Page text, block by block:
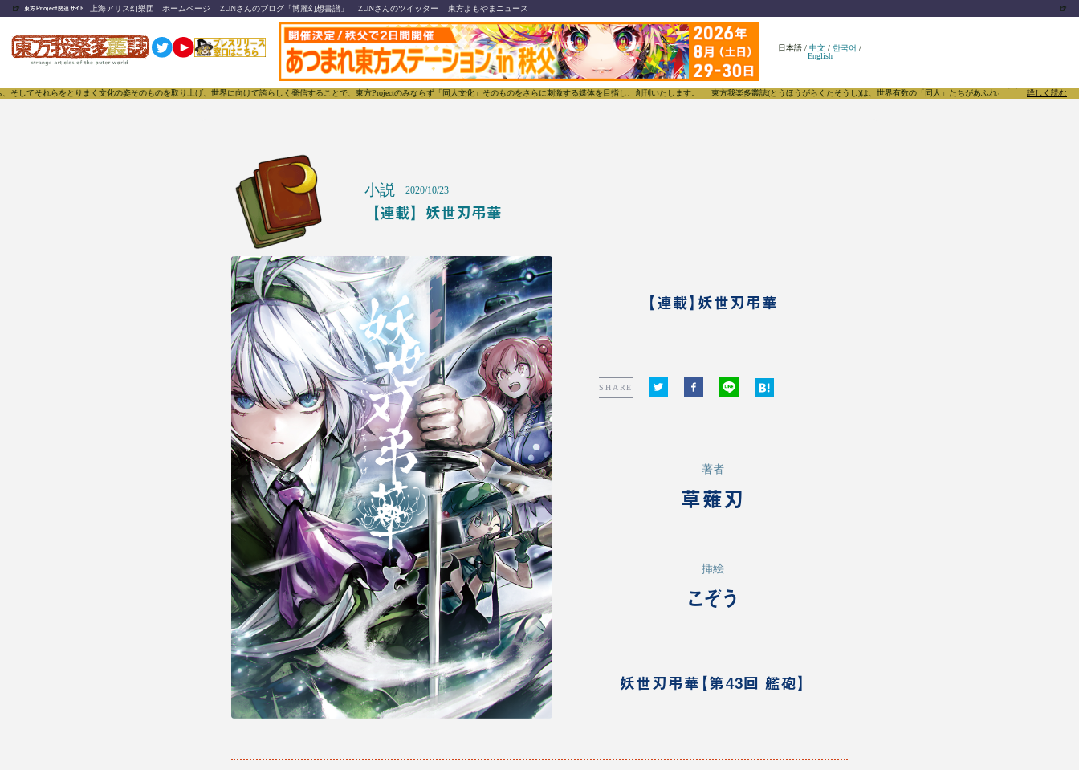
🍺 東方Project関連サイト 上海アリス幻樂団 ホームページ ZUNさんのブログ「博麗幻想書譜」 ZUNさんのツイッター 東方よもやまニュース 🍺
日本語 /中文 /한국어 /
English
りまく文化の姿そのものを取り上げ、世界に向けて誇らしく発信することで、東方Projectのみならず「同人文化」そのものをさらに刺激する媒体を目指し、創刊いたします。 東方我楽多叢誌(とうほうがらくたそうし)は、世界有数の「同人」たちがあふれる東方Projectについて発信するメ
詳しく読む
小説 2020/10/23
【連載】妖世刃弔華
【連載】妖世刃弔華
SHARE
著者
草薙刃
挿絵
こぞう
妖世刃弔華【第43回 艦砲】